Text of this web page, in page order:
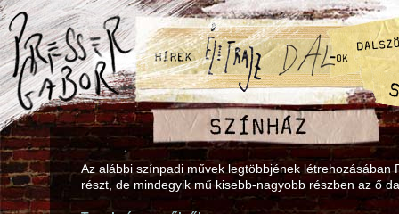
Az alábbi színpadi művek legtöbbjének létrehozásában
részt, de mindegyik mű kisebb-nagyobb részben az ő